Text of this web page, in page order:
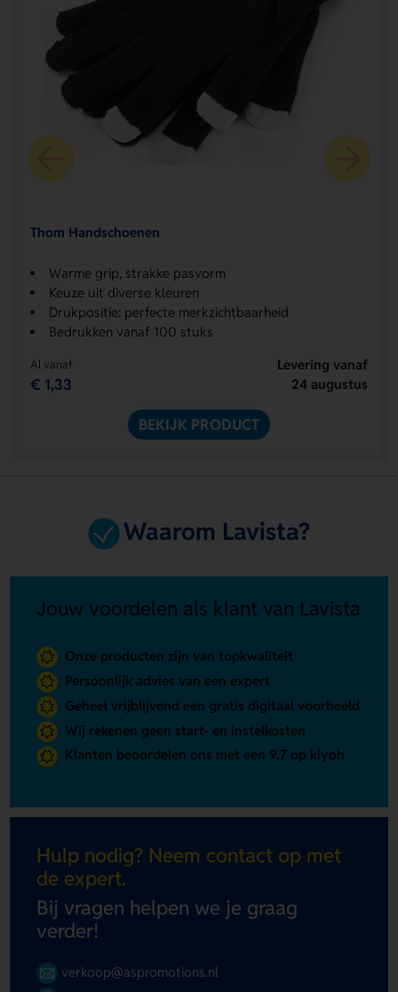
Thom Handschoenen
Warme grip, strakke pasvorm
Keuze uit diverse kleuren
Drukpositie: perfecte merkzichtbaarheid
Bedrukken vanaf 100 stuks
Al vanaf
€ 1,33
Levering vanaf
24 augustus
BEKIJK PRODUCT
Waarom Lavista?
Jouw voordelen als klant van Lavista
Onze producten zijn van topkwaliteit
Persoonlijk advies van een expert
Geheel vrijblijvend een gratis digitaal voorbeeld
Wij rekenen geen start- en instelkosten
Klanten beoordelen ons met een 9.7 op kiyoh
Hulp nodig? Neem contact op met
de expert.
Bij vragen helpen we je graag
verder!
verkoop@aspromotions.nl